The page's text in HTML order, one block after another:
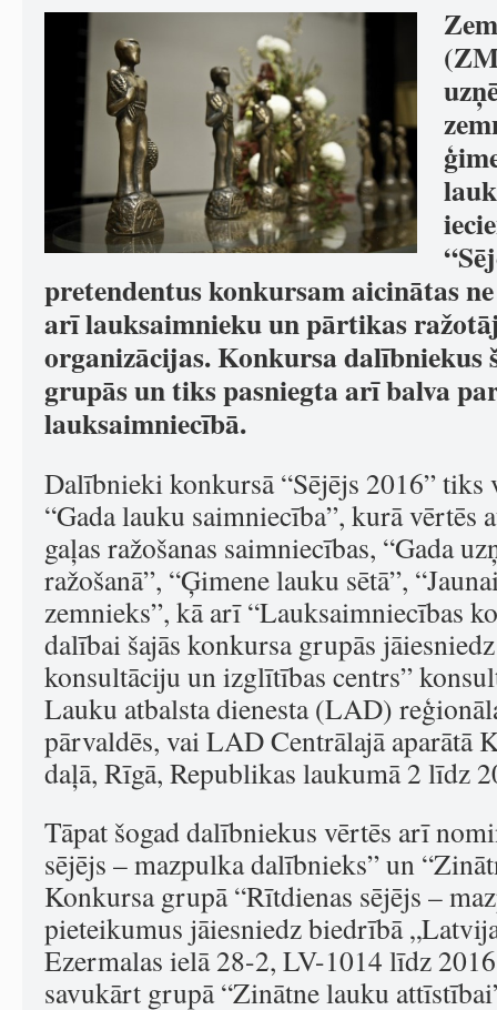
pretendentus konkursam aicinātas
arī lauksaimnieku un pārtikas
organizācijas. Konkursa dalībniekus
grupās un tiks pasniegta arī balva
lauksaimniecībā.
Dalībnieki konkursā “Sējējs 2016” tiks
“Gada lauku saimniecība”, kurā vērtēs
gaļas ražošanas saimniecības, “Gada
ražošanā”, “Ģimene lauku sētā”,
zemnieks”, kā arī “Lauksaimniecības
dalībai šajās konkursa grupās
konsultāciju un izglītības centrs”
Lauku atbalsta dienesta (LAD)
pārvaldēs, vai LAD Centrālajā aparātā
daļā, Rīgā, Republikas laukumā 2 līdz
Tāpat šogad dalībniekus vērtēs arī
sējējs – mazpulka dalībnieks” un
Konkursa grupā “Rītdienas sējējs –
pieteikumus jāiesniedz biedrībā
Ezermalas ielā 28-2, LV-1014 līdz
savukārt grupā “Zinātne lauku